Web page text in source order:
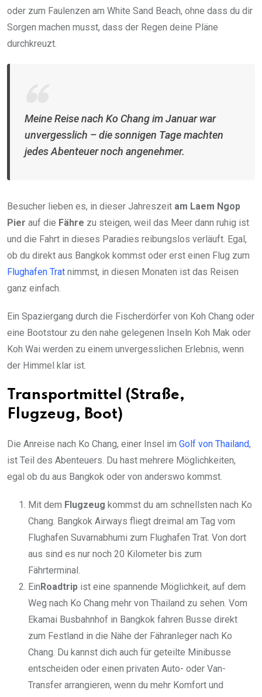
oder zum Faulenzen am White Sand Beach, ohne dass du dir
Sorgen machen musst, dass der Regen deine Pläne
durchkreuzt.
Meine Reise nach Ko Chang im Januar war
unvergesslich – die sonnigen Tage machten
jedes Abenteuer noch angenehmer.
Besucher lieben es, in dieser Jahreszeit am Laem Ngop
Pier auf die Fähre zu steigen, weil das Meer dann ruhig ist
und die Fahrt in dieses Paradies reibungslos verläuft. Egal,
ob du direkt aus Bangkok kommst oder erst einen Flug zum
Flughafen Trat nimmst, in diesen Monaten ist das Reisen
ganz einfach.
Ein Spaziergang durch die Fischerdörfer von Koh Chang oder
eine Bootstour zu den nahe gelegenen Inseln Koh Mak oder
Koh Wai werden zu einem unvergesslichen Erlebnis, wenn
der Himmel klar ist.
Transportmittel (Straße,
Flugzeug, Boot)
Die Anreise nach Ko Chang, einer Insel im Golf von Thailand,
ist Teil des Abenteuers. Du hast mehrere Möglichkeiten,
egal ob du aus Bangkok oder von anderswo kommst.
Mit dem Flugzeug kommst du am schnellsten nach Ko
Chang. Bangkok Airways fliegt dreimal am Tag vom
Flughafen Suvarnabhumi zum Flughafen Trat. Von dort
aus sind es nur noch 20 Kilometer bis zum
Fährterminal.
EinRoadtrip ist eine spannende Möglichkeit, auf dem
Weg nach Ko Chang mehr von Thailand zu sehen. Vom
Ekamai Busbahnhof in Bangkok fahren Busse direkt
zum Festland in die Nähe der Fähranleger nach Ko
Chang. Du kannst dich auch für geteilte Minibusse
entscheiden oder einen privaten Auto- oder Van-
Transfer arrangieren, wenn du mehr Komfort und